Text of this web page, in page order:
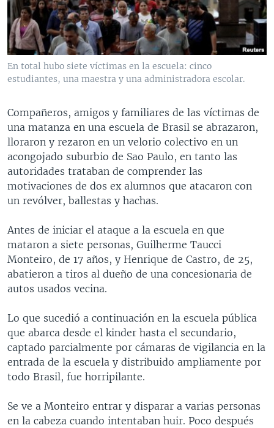
VENEZUELA
BRASIL
NICARAGUA
ECONOMÍA
ENTRETENIMIENTO Y CULTURA
TECNOLOGÍA
DEPORTES
MULTIMEDIA
VIDEOS
FOTOGRAFÍA
AUDIOS
PROGRAMAS TV
EL MUNDO AL DÍA
FORO INTERAMERICANO
LAS CLAVES
PANORAMA
RADIO
AVANCE INFORMATIVO
BUENOS DÍAS AMÉRICA
ESTADOS UNIDOS AL DÍA
EL MUNDO AL DÍA [RADIO]
FORO [RADIO]
DEPORTIVO INTERNACIONAL
NOTA ECONÓMICA
ENTRETENIMIENTO
DIRECT
Learning English
SÍGANOS
En total hubo siete víctimas en la escuela: cinco
estudiantes, una maestra y una administradora escolar.
Compañeros, amigos y familiares de las víctimas de
una matanza en una escuela de Brasil se abrazaron,
lloraron y rezaron en un velorio colectivo en un
acongojado suburbio de Sao Paulo, en tanto las
autoridades trataban de comprender las
motivaciones de dos ex alumnos que atacaron con
un revólver, ballestas y hachas.
Antes de iniciar el ataque a la escuela en que
mataron a siete personas, Guilherme Taucci
Monteiro, de 17 años, y Henrique de Castro, de 25,
abatieron a tiros al dueño de una concesionaria de
autos usados vecina.
Lo que sucedió a continuación en la escuela pública
que abarca desde el kinder hasta el secundario,
captado parcialmente por cámaras de vigilancia en la
entrada de la escuela y distribuido ampliamente por
todo Brasil, fue horripilante.
Se ve a Monteiro entrar y disparar a varias personas
en la cabeza cuando intentaban huir. Poco después